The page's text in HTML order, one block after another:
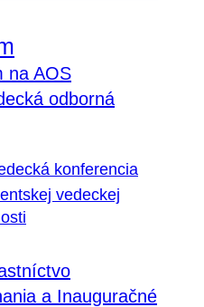
na AOS
odborná
konferencia
vedeckej
a Inauguračné